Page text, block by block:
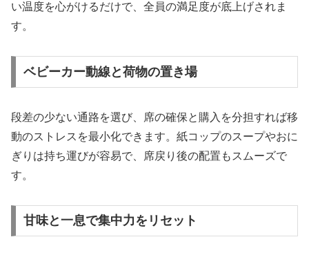
い温度を心がけるだけで、全員の満足度が底上げされま
す。
ベビーカー動線と荷物の置き場
段差の少ない通路を選び、席の確保と購入を分担すれば移
動のストレスを最小化できます。紙コップのスープやおに
ぎりは持ち運びが容易で、席戻り後の配置もスムーズで
す。
甘味と一息で集中力をリセット